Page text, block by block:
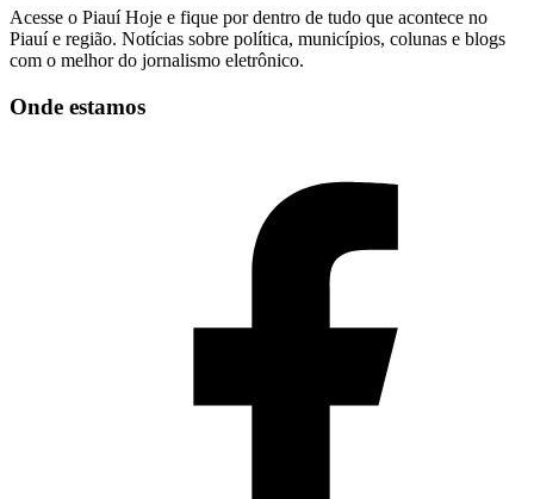
Acesse o Piauí Hoje e fique por dentro de tudo que acontece no
Piauí e região. Notícias sobre política, municípios, colunas e blogs
com o melhor do jornalismo eletrônico.
Onde estamos